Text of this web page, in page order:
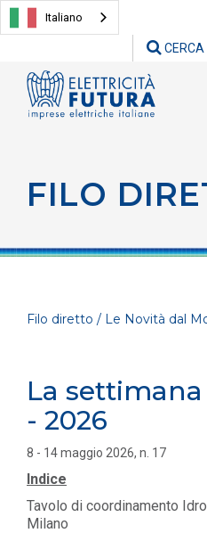
Italiano
CERCA
FILO
Filo diretto / Le Novità dal
La settimana
- 2026
8 - 14 maggio 2026, n. 17
Indice
Tavolo di coordinamento
Milano